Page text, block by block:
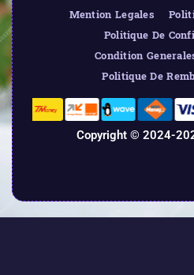
Mention Legales
Politique De
Condition
Politique De
Copyright © 2024-